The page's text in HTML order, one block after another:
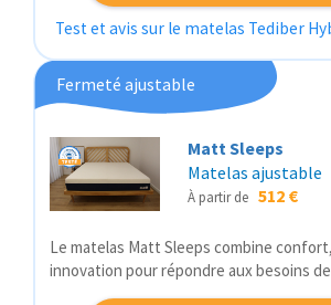
Test et avis sur le matelas Tediber
Fermeté ajustable
Matt Sleeps
Matelas ajustable
À partir de 512 €
Le matelas Matt Sleeps combine
innovation pour répondre aux besoins